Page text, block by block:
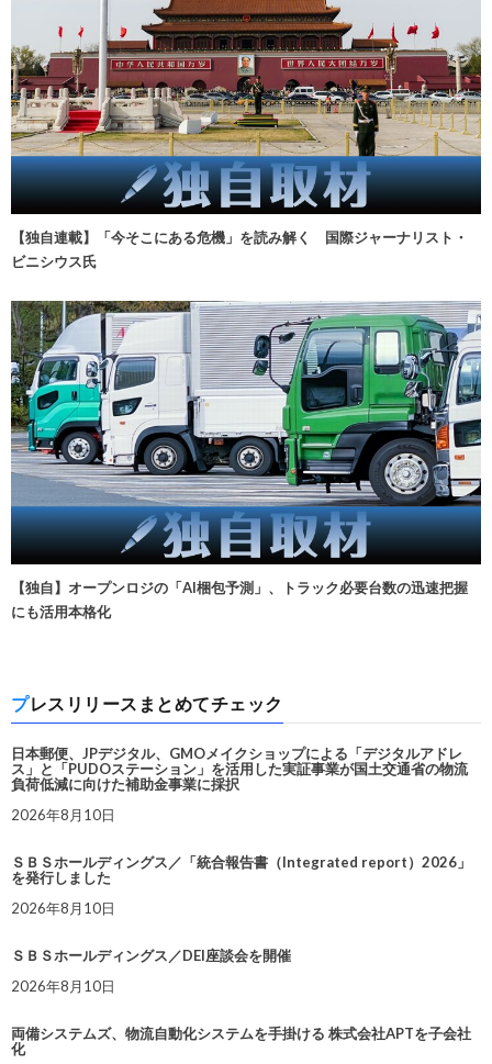
【独自連載】「今そこにある危機」を読み解く 国際ジャーナリスト・
ビニシウス氏
【独自】オープンロジの「AI梱包予測」、トラック必要台数の迅速把握
にも活用本格化
プレスリリースまとめてチェック
日本郵便、JPデジタル、GMOメイクショップによる「デジタルアドレ
ス」と「PUDOステーション」を活用した実証事業が国土交通省の物流
負荷低減に向けた補助金事業に採択
2026年8月10日
ＳＢＳホールディングス／「統合報告書（Integrated report）2026」
を発行しました
2026年8月10日
ＳＢＳホールディングス／DEI座談会を開催
2026年8月10日
両備システムズ、物流自動化システムを手掛ける 株式会社APTを子会社
化